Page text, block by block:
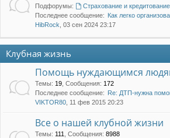
Подфорумы:
Страхование и кредитование,
Последнее сообщение: Как легко
HibRock , 03 сен 2024 23:17
Клубная жизнь
Помощь нуждающимся
Темы: 19 Сообщения: 172
Последнее сообщение: Re: ДТП-нужна
VIKTOR80 , 11 фев 2015 20:23
Все о нашей клубной жизни
Темы: 111 Сообщения: 8988